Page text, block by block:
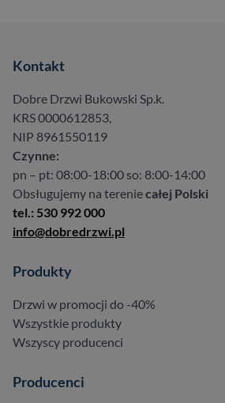
Kontakt
Dobre Drzwi Bukowski Sp.k.
KRS 0000612853,
NIP 8961550119
Czynne:
pn – pt: 08:00-18:00 so: 8:00-14:00
Obsługujemy na tereniecałej Polski
tel.: 530 992 000
info@dobredrzwi.pl
Produkty
Drzwi w promocji do -40%
Wszystkie produkty
Wszyscy producenci
Producenci